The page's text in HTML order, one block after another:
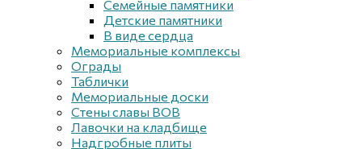
Семейные памятники
Детские памятники
В виде сердца
Мемориальные комплексы
Ограды
Таблички
Мемориальные доски
Стены славы ВОВ
Лавочки на кладбище
Надгробные плиты